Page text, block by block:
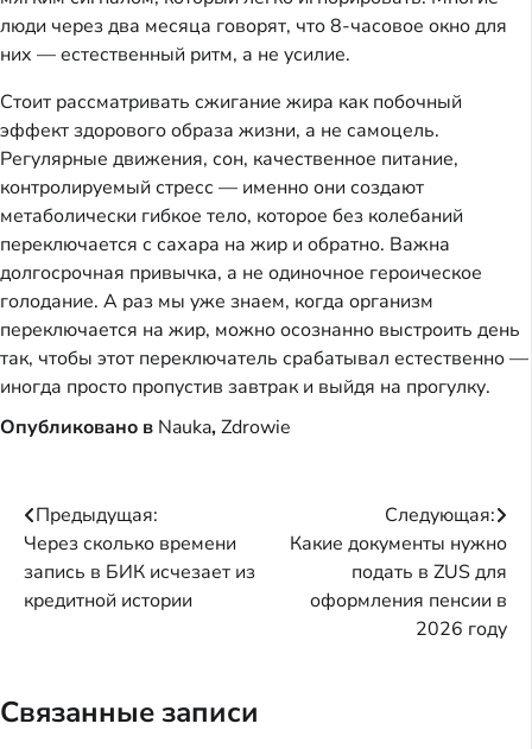
люди через два месяца говорят, что 8-часовое окно для
них — естественный ритм, а не усилие.
Стоит рассматривать сжигание жира как побочный
эффект здорового образа жизни, а не самоцель.
Регулярные движения, сон, качественное питание,
контролируемый стресс — именно они создают
метаболически гибкое тело, которое без колебаний
переключается с сахара на жир и обратно. Важна
долгосрочная привычка, а не одиночное героическое
голодание. А раз мы уже знаем, когда организм
переключается на жир, можно осознанно выстроить день
так, чтобы этот переключатель срабатывал естественно —
иногда просто пропустив завтрак и выйдя на прогулку.
Опубликовано в Nauka,Zdrowie
Навигация
по
записям
Предыдущая:
Через сколько времени
запись в БИК исчезает из
кредитной истории
Следующая:
Какие документы нужно
подать в ZUS для
оформления пенсии в
2026 году
Связанные записи